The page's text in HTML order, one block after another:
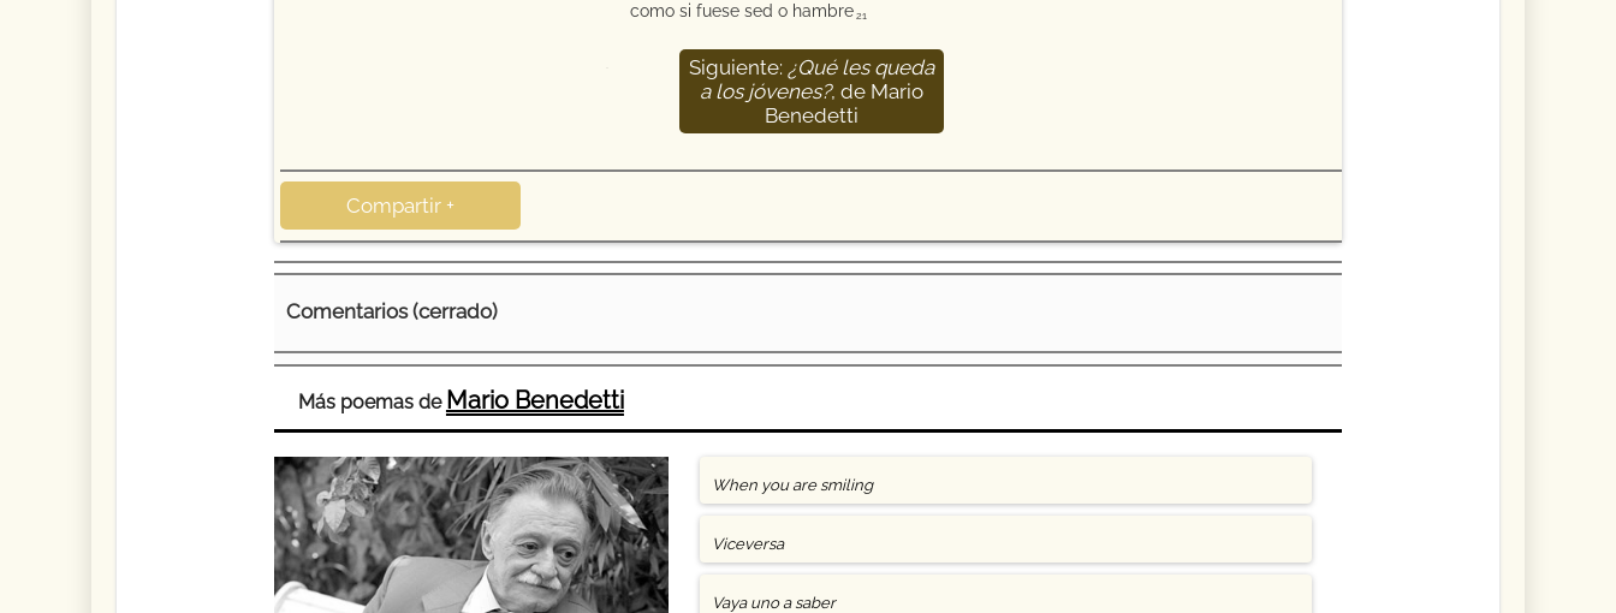
como si fuese sed o hambre 21
Siguiente: ¿Qué les queda
a los jóvenes?, de Mario
Benedetti
Compartir +
Comentarios (cerrado)
Más poemas de Mario Benedetti
When you are smiling
Viceversa
Vaya uno a saber